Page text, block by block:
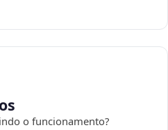
o funcionamento?